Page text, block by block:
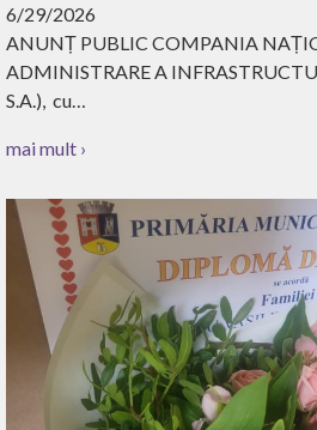
6/29/2026
ANUNȚ PUBLIC COMPANIA
ADMINISTRARE A
S.A.), cu…
mai mult ›